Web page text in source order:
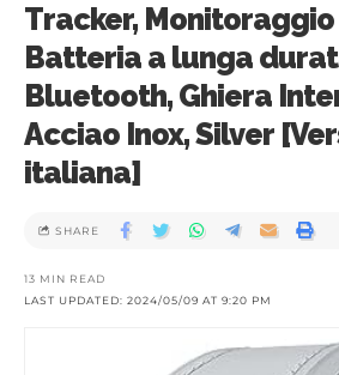
Tracker,
Batteria a lunga
Bluetooth, Ghiera
Acciao Inox, Silver
italiana]
LAST UPDATED: 2024/05/09 AT 9:20 PM
13 MIN READ
SHARE